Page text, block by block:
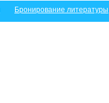
Бронирование литературы